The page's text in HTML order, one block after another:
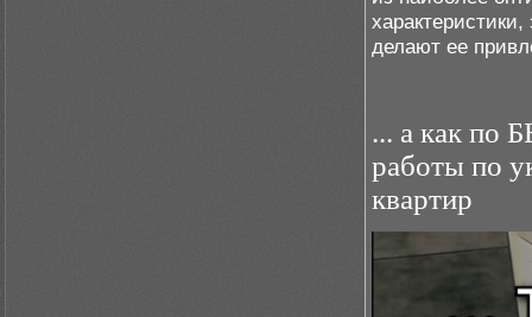
делают ее
... а как по
работы по
квартир